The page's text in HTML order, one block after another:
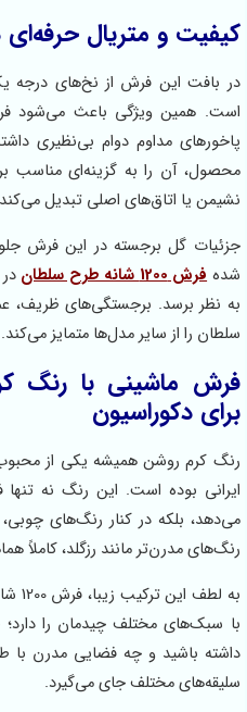
و متریال حرفه‌ای
این فرش از نخ‌های درجه یک و
همین ویژگی باعث می‌شود فرش
مداوم دوام بی‌نظیری داشته
آن را به گزینه‌ای مناسب برای
یا اتاق‌های اصلی تبدیل می‌کند.
گل برجسته در این فرش جلوه
فرش 1200 شانه طرح سلطان
در
برسد. برجستگی‌های ظریف، عمق
را از سایر مدل‌ها متمایز می‌کند.
ماشینی با رنگ کرم
دکوراسیون
کرم روشن همیشه یکی از
بوده است. این رنگ نه تنها
بلکه در کنار رنگ‌های چوبی،
مدرن‌تر مانند رزگلد، کاملاً
به لطف این
مختلف چیدمان را دارد؛ چه
باشید و چه فضایی مدرن با
مختلف جای می‌گیرد.